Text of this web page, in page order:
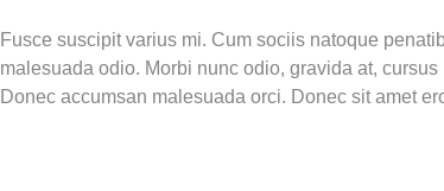
Fusce suscipit varius mi. Cum sociis natoque
malesuada odio. Morbi nunc odio, gravida at,
Donec accumsan malesuada orci. Donec sit amet